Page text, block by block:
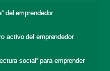
del emprendedor
activo del emprendedor
social” para emprender